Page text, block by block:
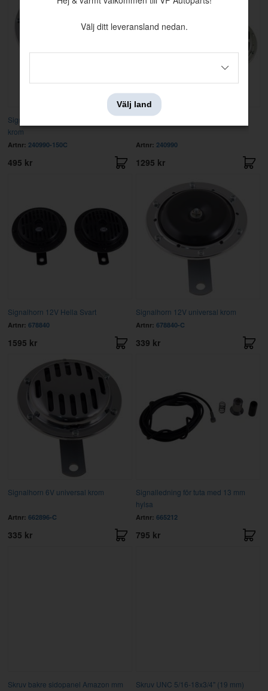
Signalhorn 12V 150 mm universal
krom
Artnr: 240990-150C
495 kr
Artnr: 240990
1295 kr
Signalhorn 12V Hella Svart
Artnr: 678840
1595 kr
Signalhorn 12V universal krom
Artnr: 678840-C
339 kr
Signalhorn 6V universal krom
Artnr: 662896-C
335 kr
Signalledning för tuta med 13 mm
hylsa
Artnr: 665212
795 kr
Skruv bakre sidopanel Amazon mm Skruv UNC 5/16-18x3/4" (19 mm)
Välj ditt leveransland nedan.
Välj land